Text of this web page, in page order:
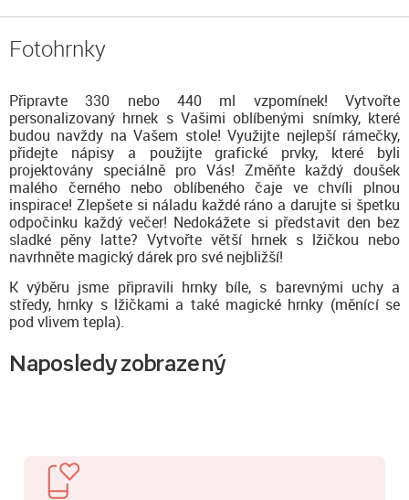
Fotohrnky
Připravte 330 nebo 440 ml vzpomínek! Vytvořte
personalizovaný hrnek s Vašimi oblíbenými snímky, které
budou navždy na Vašem stole! Využijte nejlepší rámečky,
přidejte nápisy a použijte grafické prvky, které byli
projektovány speciálně pro Vás! Změňte každý doušek
malého černého nebo oblíbeného čaje ve chvíli plnou
inspirace! Zlepšete si náladu každé ráno a darujte si špetku
odpočinku každý večer! Nedokážete si představit den bez
sladké pěny latte? Vytvořte větší hrnek s lžičkou nebo
navrhněte magický dárek pro své nejbližší!
K výběru jsme připravili hrnky bíle, s barevnými uchy a
středy, hrnky s lžičkami a také magické hrnky (měnící se
pod vlivem tepla).
Naposledy zobrazený